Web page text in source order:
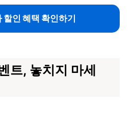
할인 혜택 확인하기
트, 놓치지 마세